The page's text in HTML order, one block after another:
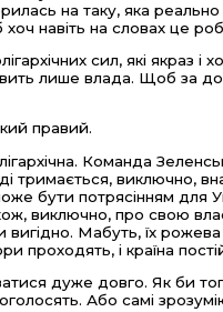
на таку, яка
навіть на словах це
сил, які якраз і
лише влада. Щоб за
правий.
Команда
тримається, виключно,
бути потрясінням для
виключно, про свою
Мабуть, їх
проходять, і країна
дуже довго. Як би
Або самі